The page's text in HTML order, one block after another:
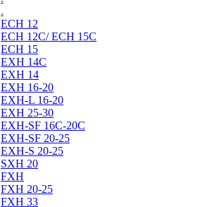
.
ECH 12
ECH 12C/ ECH 15C
ECH 15
EXH 14C
EXH 14
EXH 16-20
EXH-L 16-20
EXH 25-30
EXH-SF 16C-20C
EXH-SF 20-25
EXH-S 20-25
SXH 20
FXH
FXH 20-25
FXH 33